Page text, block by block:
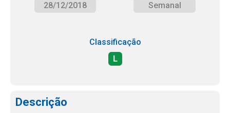
28/12/2018
Semanal
Classificação
L
Descrição